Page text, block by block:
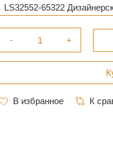
LS32552-65322